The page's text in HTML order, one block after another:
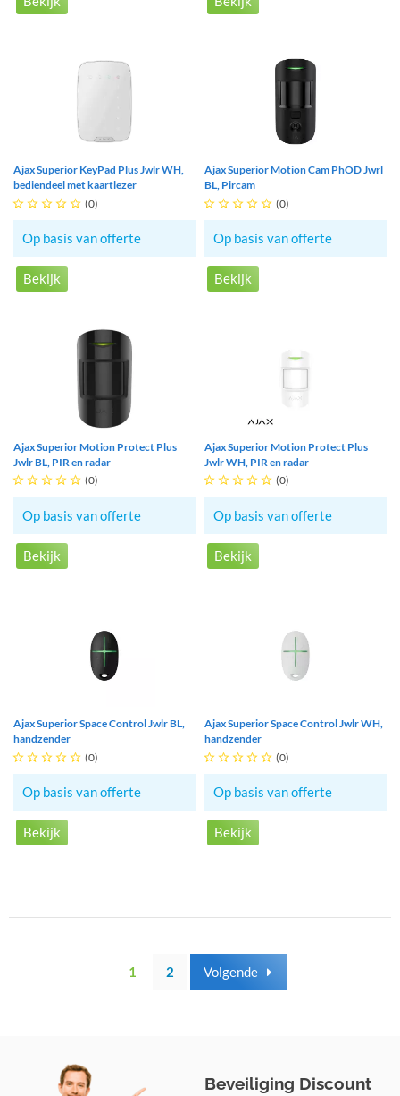
Ajax Superior KeyPad Plus Jwlr WH,
bediendeel met kaartlezer
     (0)
Op basis van offerte
Bekijk
Ajax Superior Motion Cam PhOD Jwrl
BL, Pircam
     (0)
Op basis van offerte
Bekijk
Ajax Superior Motion Protect Plus
Jwlr BL, PIR en radar
     (0)
Op basis van offerte
Bekijk
Ajax Superior Motion Protect Plus
Jwlr WH, PIR en radar
     (0)
Op basis van offerte
Bekijk
Ajax Superior Space Control Jwlr BL,
handzender
     (0)
Op basis van offerte
Bekijk
Ajax Superior Space Control Jwlr WH,
handzender
     (0)
Op basis van offerte
Bekijk
1 2 Volgende
Beveiliging Discount